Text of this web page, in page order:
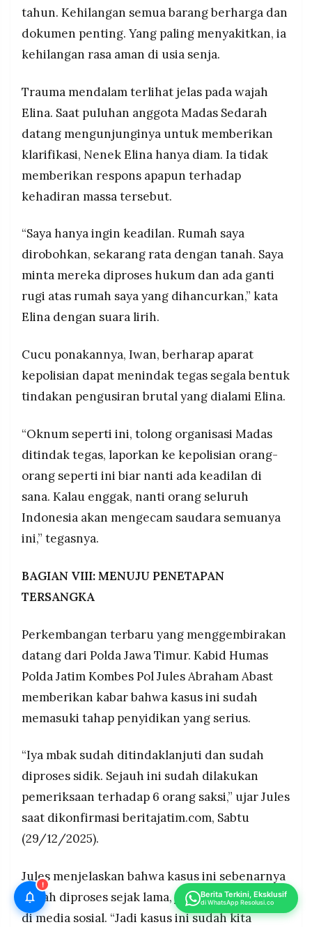
tahun. Kehilangan semua barang berharga dan
dokumen penting. Yang paling menyakitkan, ia
kehilangan rasa aman di usia senja.
Trauma mendalam terlihat jelas pada wajah
Elina. Saat puluhan anggota Madas Sedarah
datang mengunjunginya untuk memberikan
klarifikasi, Nenek Elina hanya diam. Ia tidak
memberikan respons apapun terhadap
kehadiran massa tersebut.
“Saya hanya ingin keadilan. Rumah saya
dirobohkan, sekarang rata dengan tanah. Saya
minta mereka diproses hukum dan ada ganti
rugi atas rumah saya yang dihancurkan,” kata
Elina dengan suara lirih.
Cucu ponakannya, Iwan, berharap aparat
kepolisian dapat menindak tegas segala bentuk
tindakan pengusiran brutal yang dialami Elina.
“Oknum seperti ini, tolong organisasi Madas
ditindak tegas, laporkan ke kepolisian orang-
orang seperti ini biar nanti ada keadilan di
sana. Kalau enggak, nanti orang seluruh
Indonesia akan mengecam saudara semuanya
ini,” tegasnya.
BAGIAN VIII: MENUJU PENETAPAN
TERSANGKA
Perkembangan terbaru yang menggembirakan
datang dari Polda Jawa Timur. Kabid Humas
Polda Jatim Kombes Pol Jules Abraham Abast
memberikan kabar bahwa kasus ini sudah
memasuki tahap penyidikan yang serius.
“Iya mbak sudah ditindaklanjuti dan sudah
diproses sidik. Sejauh ini sudah dilakukan
pemeriksaan terhadap 6 orang saksi,” ujar Jules
saat dikonfirmasi beritajatim.com, Sabtu
(29/12/2025).
Jules menjelaskan bahwa kasus ini sebenarnya
sudah diproses sejak lama, jauh sebelum viral
di media sosial. “Jadi kasus ini sudah kita
!
Berita Terkini, Eksklusif
di WhatsApp Resolusi.co